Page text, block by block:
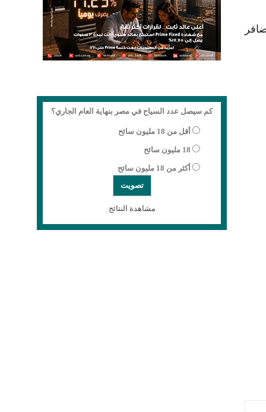
كم سيصل عدد السياح في مصر بنهاية العام الجاري؟
أقل من 18 مليون سائح
18 مليون سائح
أكثر من 18 مليون سائح
مشاهدة النتائج